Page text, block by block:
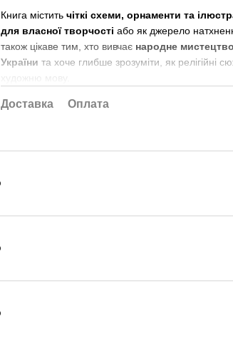
Книга містить чіткі схеми, орнаменти та
для власної творчості або як джерело
також цікаве тим, хто вивчає народне
України та хоче глибше зрозуміти, як
Доставка Оплата